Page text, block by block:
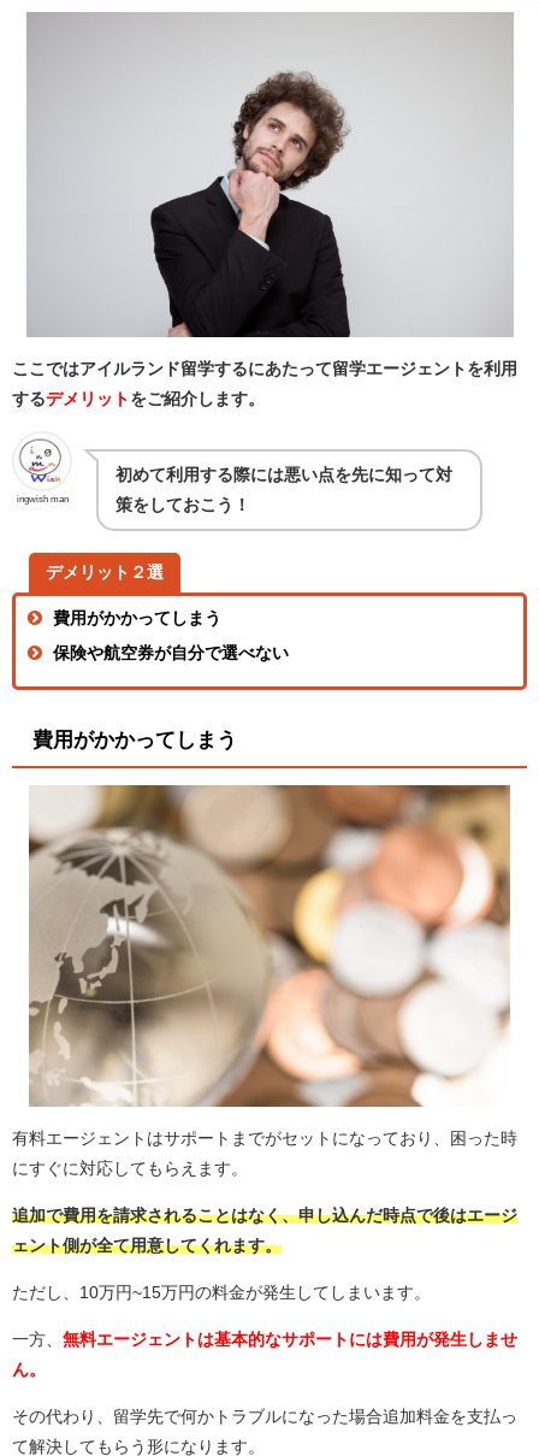
ここではアイルランド留学するにあたって留学エージェントを利用
するデメリット をご紹介します。
ingwish man
初めて利用する際には悪い点を先に知って対
策をしておこう！
デメリット２選
費用がかかってしまう
保険や航空券が自分で選べない
費用がかかってしまう
有料エージェントはサポートまでがセットになっており、困った時
にすぐに対応してもらえます。
追加で費用を請求されることはなく、申し込んだ時点で後はエージ
ェント側が全て用意してくれます。
ただし、10万円~15万円の料金が発生してしまいます。
一方、 無料エージェントは基本的なサポートには費用が発生しませ
ん。
その代わり、留学先で何かトラブルになった場合追加料金を支払っ
て解決してもらう形になります。